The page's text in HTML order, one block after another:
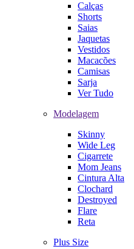
Calças
Shorts
Saias
Jaquetas
Vestidos
Macacões
Camisas
Sarja
Ver Tudo
Modelagem
Skinny
Wide Leg
Cigarrete
Mom Jeans
Cintura Alta
Clochard
Destroyed
Flare
Reta
Plus Size